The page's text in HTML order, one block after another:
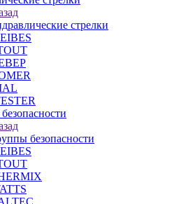
стрелки
безопасности